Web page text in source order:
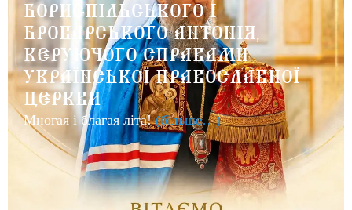
БОРИСПІЛЬСЬКОГО І
БРОВАРСЬКОГО АНТОНІЯ,
КЕРУЮЧОГО СПРАВАМИ
УКРАЇНСЬКОЇ ПРАВОСЛАВНОЇ
ЦЕРКВИ
Многая і благая літа!(більше…)